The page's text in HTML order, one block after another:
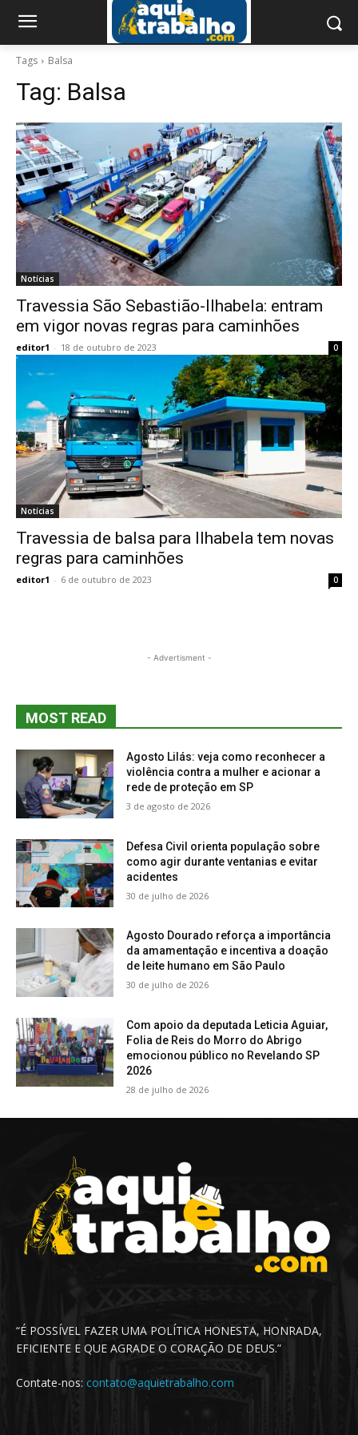
Tags Balsa
Tag: Balsa
Notícias
Travessia São Sebastião-Ilhabela: entram
em vigor novas regras para caminhões
editor1 - 18 de outubro de 2023 0
Notícias
Travessia de balsa para Ilhabela tem novas
regras para caminhões
editor1 - 6 de outubro de 2023 0
- Advertisment -
MOST READ
Agosto Lilás: veja como reconhecer a
violência contra a mulher e acionar a
rede de proteção em SP
3 de agosto de 2026
Defesa Civil orienta população sobre
como agir durante ventanias e evitar
acidentes
30 de julho de 2026
Agosto Dourado reforça a importância
da amamentação e incentiva a doação
de leite humano em São Paulo
30 de julho de 2026
Com apoio da deputada Leticia Aguiar,
Folia de Reis do Morro do Abrigo
emocionou público no Revelando SP
2026
28 de julho de 2026
“É POSSÍVEL FAZER UMA POLÍTICA HONESTA, HONRADA,
EFICIENTE E QUE AGRADE O CORAÇÃO DE DEUS.”
Contate-nos: contato@aquietrabalho.com